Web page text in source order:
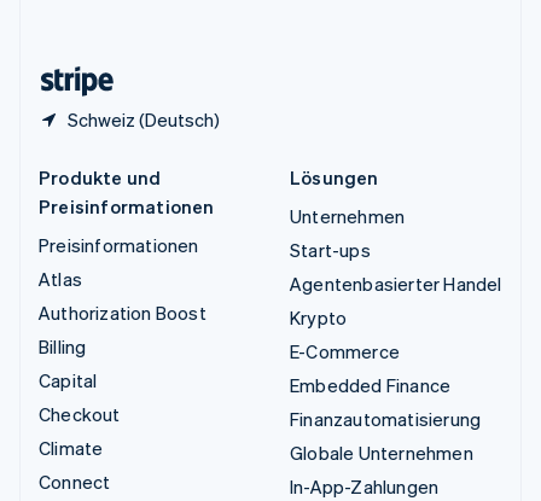
Schweiz (Deutsch)
Produkte und
Preisinformationen
Preisinformationen
Atlas
Authorization Boost
Billing
Capital
Checkout
Climate
Connect
Lösungen
Unternehmen
Start-ups
Agentenbasierter Handel
Krypto
E-Commerce
Embedded Finance
Finanzautomatisierung
Globale Unternehmen
In-App-Zahlungen